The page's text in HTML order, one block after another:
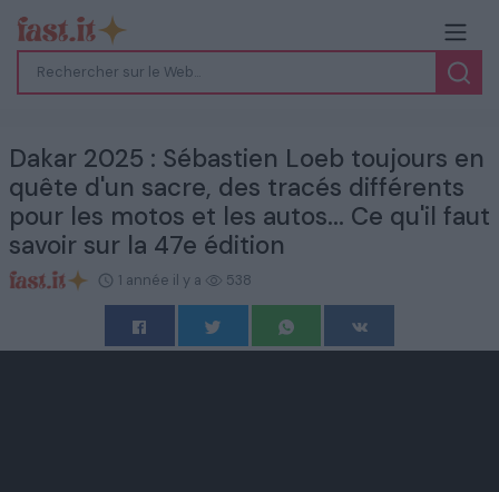
Dakar 2025 : Sébastien Loeb toujours en
quête d'un sacre, des tracés différents
pour les motos et les autos... Ce qu'il faut
savoir sur la 47e édition
1 année il y a 538